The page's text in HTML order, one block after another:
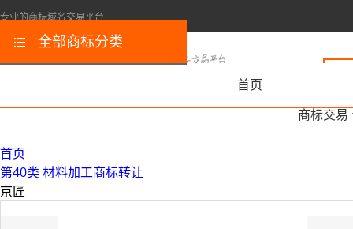
专业的商标域名交易平台
首页
商标交易
全部商标分类
首页
第40类 材料加工商标转让
京匠